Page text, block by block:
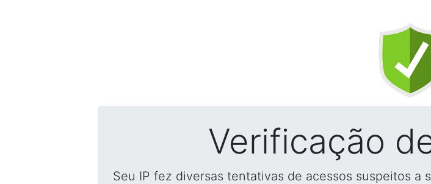
Verificação
Seu IP fez diversas tentativas de acessos suspeitos a